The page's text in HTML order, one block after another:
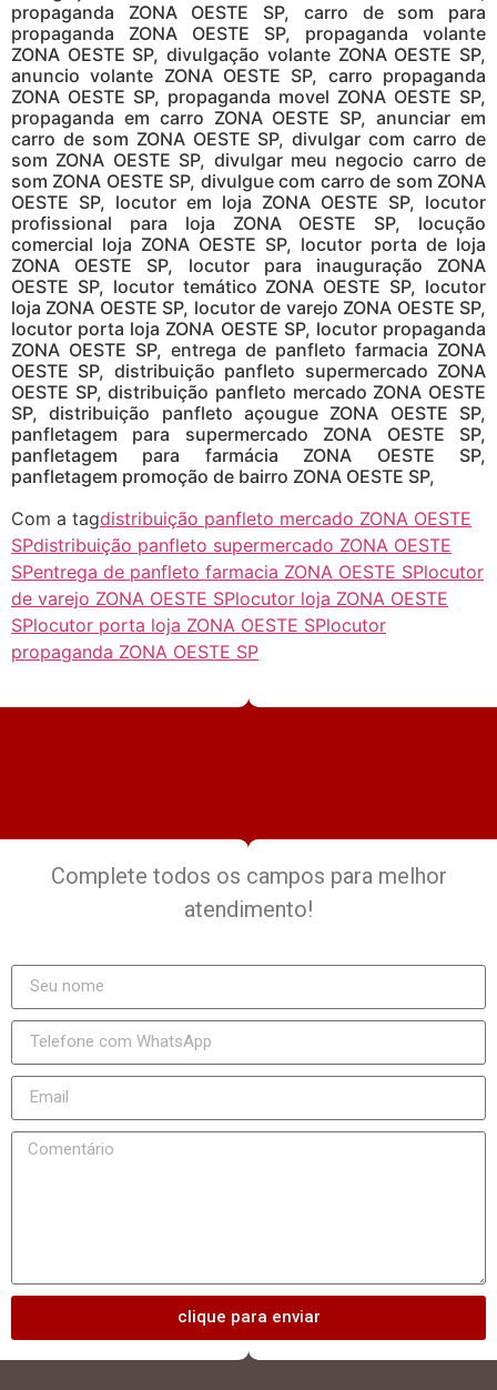
propaganda ZONA OESTE SP, carro de som para
propaganda ZONA OESTE SP, propaganda volante
ZONA OESTE SP, divulgação volante ZONA OESTE SP,
anuncio volante ZONA OESTE SP, carro propaganda
ZONA OESTE SP, propaganda movel ZONA OESTE SP,
propaganda em carro ZONA OESTE SP, anunciar em
carro de som ZONA OESTE SP, divulgar com carro de
som ZONA OESTE SP, divulgar meu negocio carro de
som ZONA OESTE SP, divulgue com carro de som ZONA
OESTE SP, locutor em loja ZONA OESTE SP, locutor
profissional para loja ZONA OESTE SP, locução
comercial loja ZONA OESTE SP, locutor porta de loja
ZONA OESTE SP, locutor para inauguração ZONA
OESTE SP, locutor temático ZONA OESTE SP, locutor
loja ZONA OESTE SP, locutor de varejo ZONA OESTE SP,
locutor porta loja ZONA OESTE SP, locutor propaganda
ZONA OESTE SP, entrega de panfleto farmacia ZONA
OESTE SP, distribuição panfleto supermercado ZONA
OESTE SP, distribuição panfleto mercado ZONA OESTE
SP, distribuição panfleto açougue ZONA OESTE SP,
panfletagem para supermercado ZONA OESTE SP,
panfletagem para farmácia ZONA OESTE SP,
panfletagem promoção de bairro ZONA OESTE SP,
Com a tagdistribuição panfleto mercado ZONA OESTE
SPdistribuição panfleto supermercado ZONA OESTE
SPentrega de panfleto farmacia ZONA OESTE SPlocutor
de varejo ZONA OESTE SPlocutor loja ZONA OESTE
SPlocutor porta loja ZONA OESTE SPlocutor
propaganda ZONA OESTE SP
Complete todos os campos para melhor
atendimento!
clique para enviar